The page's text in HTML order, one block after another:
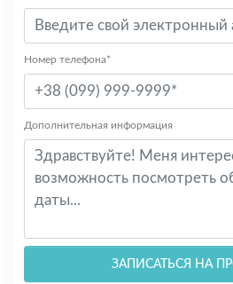
Номер телефона*
Дополнительная информация
ЗАПИСАТЬСЯ НА